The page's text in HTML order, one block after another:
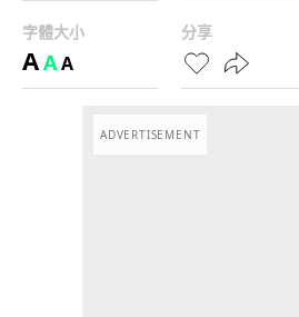
字體大小
AAA
分享
ADVERTISEMENT